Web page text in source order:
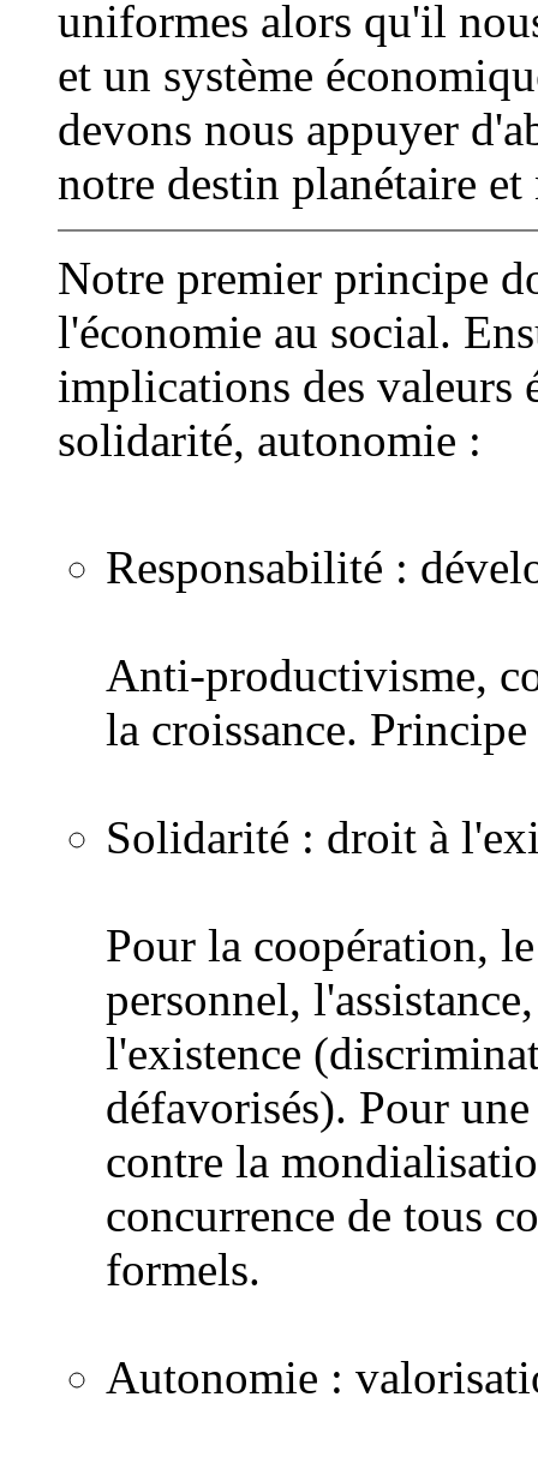
uniformes alors qu'il
et un système
devons nous appuyer
notre destin planétaire
Notre premier principe
l'économie au social.
implications des valeurs
solidarité, autonomie :
Responsabilité :
Anti-productivisme,
la croissance.
Solidarité : droit à
Pour la coopération,
personnel,
l'existence
défavorisés). Pour
contre la
concurrence de tous
formels.
Autonomie :